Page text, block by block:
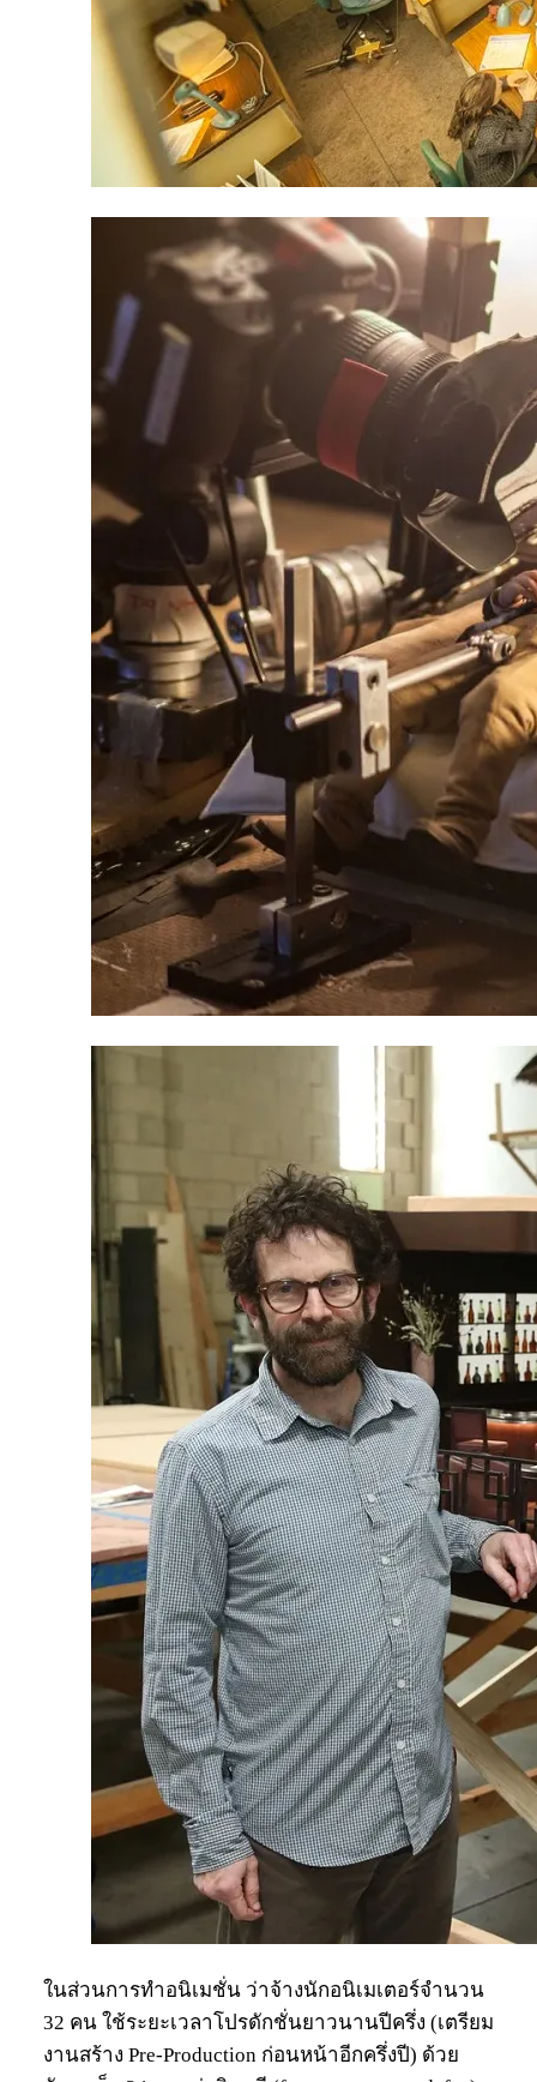
ในส่วนการทำอนิเมชั่น ว่าจ้างนักอนิเมเตอร์จำนวน
32 คน ใช้ระยะเวลาโปรดักชั่นยาวนานปีครึ่ง (เตรียม
งานสร้าง Pre-Production ก่อนหน้าอีกครึ่งปี) ด้วย